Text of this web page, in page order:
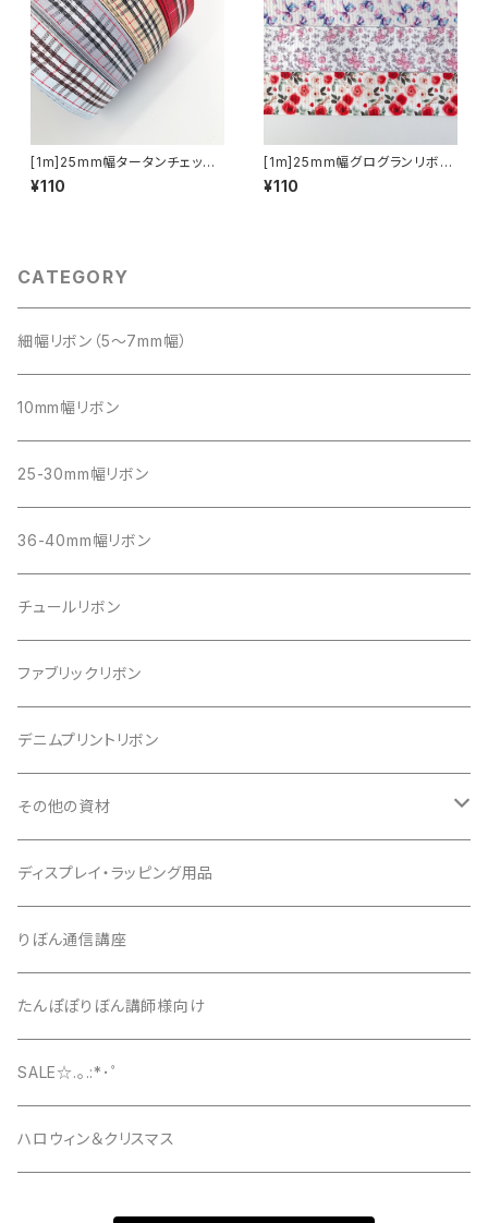
[1m]25mm幅タータンチェック
柄リボン
¥110
[1m]25mm幅グログランリボン
リボン＆花柄2026SS
¥110
CATEGORY
細幅リボン（5～7mm幅）
10mm幅リボン
25-30mm幅リボン
36-40mm幅リボン
チュールリボン
ファブリックリボン
デニムプリントリボン
その他の資材
クッションパーツ
クリップ
ディスプレイ・ラッピング用品
りぼん通信講座
たんぽぽりぼん講師様向け
SALE☆.｡.:*･ﾟ
ハロウィン＆クリスマス